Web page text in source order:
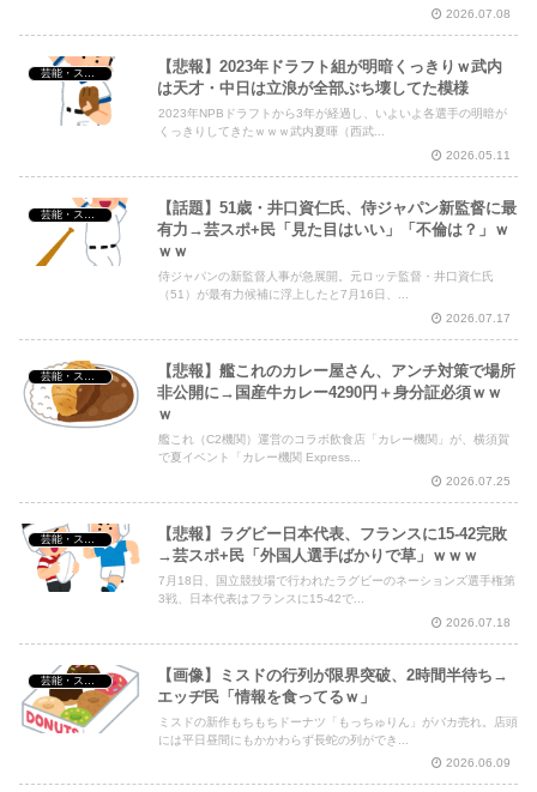
2026.07.08
【悲報】2023年ドラフト組が明暗くっきりｗ武内
は天才・中日は立浪が全部ぶち壊してた模様
2023年NPBドラフトから3年が経過し、いよいよ各選手の明暗が
くっきりしてきたｗｗｗ武内夏暉（西武...
2026.05.11
【話題】51歳・井口資仁氏、侍ジャパン新監督に最
有力→芸スポ+民「見た目はいい」「不倫は？」ｗ
ｗｗ
侍ジャパンの新監督人事が急展開。元ロッテ監督・井口資仁氏
（51）が最有力候補に浮上したと7月16日、...
2026.07.17
芸能・スポーツ・Youtuber
【悲報】艦これのカレー屋さん、アンチ対策で場所
非公開に→国産牛カレー4290円＋身分証必須ｗｗ
ｗ
艦これ（C2機関）運営のコラボ飲食店「カレー機関」が、横須賀
で夏イベント「カレー機関 Express...
2026.07.25
芸能・スポーツ・Youtuber
【悲報】ラグビー日本代表、フランスに15-42完敗
→芸スポ+民「外国人選手ばかりで草」ｗｗｗ
7月18日、国立競技場で行われたラグビーのネーションズ選手権第
3戦、日本代表はフランスに15-42で...
2026.07.18
芸能・スポーツ・Youtuber
【画像】ミスドの行列が限界突破、2時間半待ち→
エッヂ民「情報を食ってるｗ」
ミスドの新作もちもちドーナツ「もっちゅりん」がバカ売れ。店頭
には平日昼間にもかかわらず長蛇の列ができ...
2026.06.09